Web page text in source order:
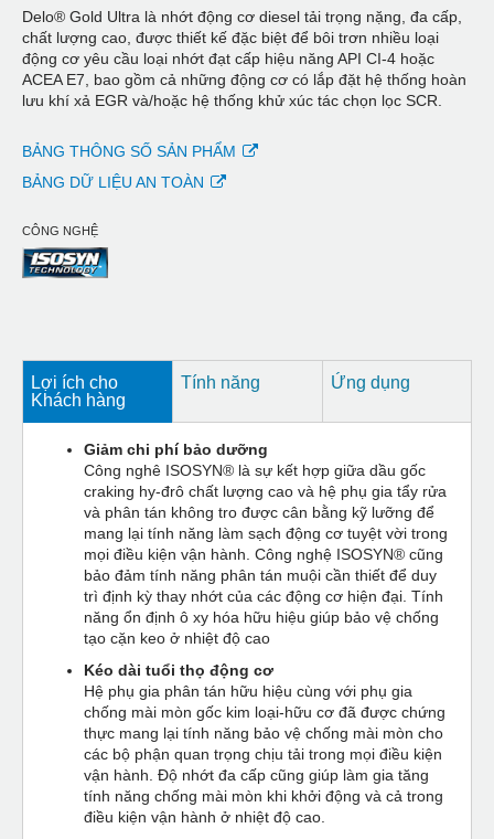
Delo® Gold Ultra là nhớt động cơ diesel tải trọng nặng, đa cấp,
chất lượng cao, được thiết kế đặc biệt để bôi trơn nhiều loại
động cơ yêu cầu loại nhớt đạt cấp hiệu năng API CI-4 hoặc
ACEA E7, bao gồm cả những động cơ có lắp đặt hệ thống hoàn
lưu khí xả EGR và/hoặc hệ thống khử xúc tác chọn lọc SCR.
BẢNG THÔNG SỐ SẢN PHẨM
BẢNG DỮ LIỆU AN TOÀN
CÔNG NGHỆ
Lợi ích cho
Khách hàng
Tính năng Ứng dụng
Giảm chi phí bảo dưỡng
Công nghê ISOSYN® là sự kết hợp giữa dầu gốc
craking hy-đrô chất lượng cao và hệ phụ gia tẩy rửa
và phân tán không tro được cân bằng kỹ lưỡng để
mang lại tính năng làm sạch động cơ tuyệt vời trong
mọi điều kiện vận hành. Công nghệ ISOSYN® cũng
bảo đảm tính năng phân tán muội cần thiết để duy
trì định kỳ thay nhớt của các động cơ hiện đại. Tính
năng ổn định ô xy hóa hữu hiệu giúp bảo vệ chống
tạo cặn keo ở nhiệt độ cao
Kéo dài tuổi thọ động cơ
Hệ phụ gia phân tán hữu hiệu cùng với phụ gia
chống mài mòn gốc kim loại-hữu cơ đã được chứng
thực mang lại tính năng bảo vệ chống mài mòn cho
các bộ phận quan trọng chịu tải trong mọi điều kiện
vận hành. Độ nhớt đa cấp cũng giúp làm gia tăng
tính năng chống mài mòn khi khởi động và cả trong
điều kiện vận hành ở nhiệt độ cao.